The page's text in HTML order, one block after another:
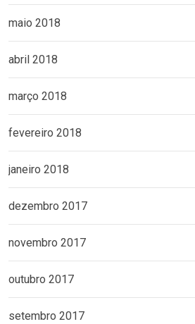
maio 2018
abril 2018
março 2018
fevereiro 2018
janeiro 2018
dezembro 2017
novembro 2017
outubro 2017
setembro 2017